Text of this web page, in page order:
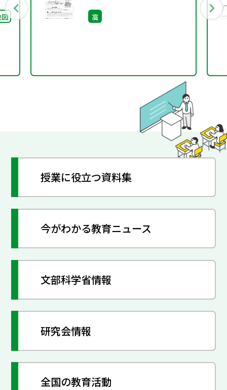
［サブ・ノート］
高
授業に役立つ資料集
今がわかる教育ニュース
文部科学省情報
研究会情報
全国の教育活動